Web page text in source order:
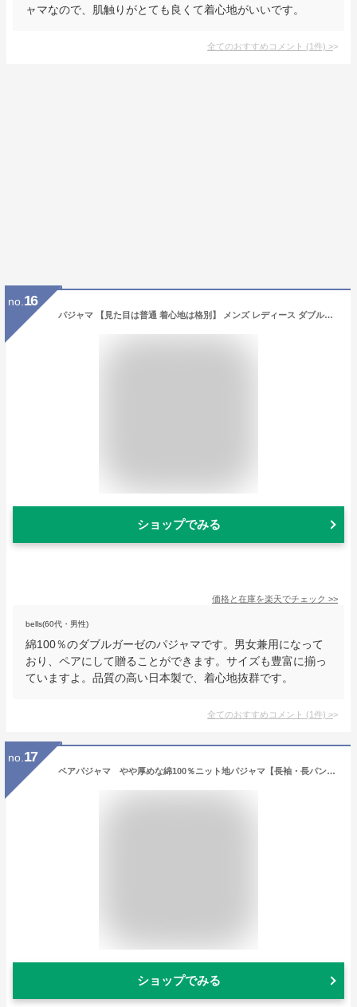
ャマなので、肌触りがとても良くて着心地がいいです。
全てのおすすめコメント (1件) >
no. 16
パジャマ 【見た目は普通 着心地は格別】 メンズ レディース ダブルガーゼ 男女兼用 長袖 前開き 綿100％ 春 夏 秋 日本製 ペア 母の日プレゼント ギフト 大きいサイズ対応 【S LL 3L 4L 5L オーダーメイド】快適 部屋着 ルームウェア 入院にも お揃い 結婚祝い 出産祝い
ショップでみる
価格と在庫を楽天でチェック >>
bells(60代・男性)
綿100％のダブルガーゼのパジャマです。男女兼用になって
おり、ペアにして贈ることができます。サイズも豊富に揃っ
ていますよ。品質の高い日本製で、着心地抜群です。
全てのおすすめコメント (1件) >
no. 17
ペアパジャマ やや厚めな綿100％ニット地パジャマ【長袖・長パンツ】【秋冬向き素材】【送料無料】【ブライダルギフト】【結婚祝い】【ギフトパジャマ】【ルームウェア】
ショップでみる